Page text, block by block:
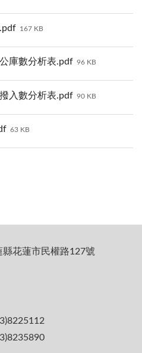
167 KB
庫數分析表.pdf 96 KB
入數分析表.pdf 90 KB
63 KB
縣花蓮市民權路127號